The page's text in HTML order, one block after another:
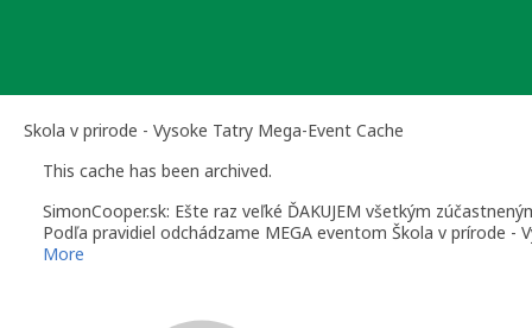
Skola v prirode - Vysoke Tatry Mega-Event Cache
This cache has been archived.
SimonCooper.sk: Ešte raz veľké ĎAKUJEM všetkým
Podľa pravidiel odchádzame MEGA eventom Škola v prírode -
budúcom roku, pravdepodobne v tieni Nízkych Tatier.
More